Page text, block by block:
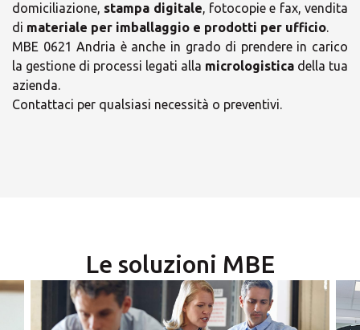
domiciliazione, stampa digitale, fotocopie e fax, vendita
di materiale per imballaggio e prodotti per ufficio.
MBE 0621 Andria è anche in grado di prendere in carico
la gestione di processi legati alla micrologistica della tua
azienda.
Contattaci per qualsiasi necessità o preventivi.
Le soluzioni MBE
×
×
Scegli il tuo Centro
×
martedì
09:00 - 19:00
-
mercoledì
09:00 - 19:00
-